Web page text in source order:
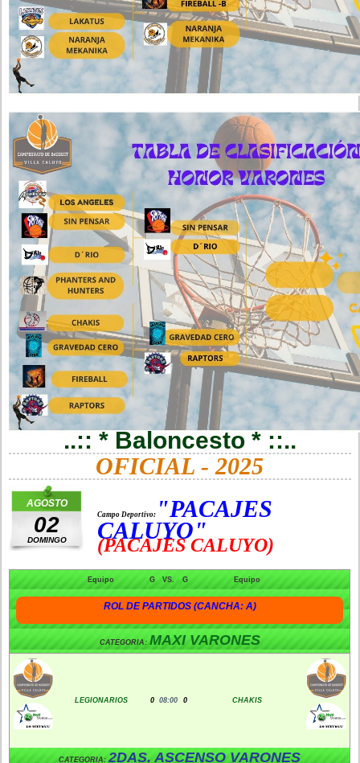
..:: * Baloncesto * ::..
OFICIAL - 2025
AGOSTO
02
DOMINGO
Campo Deportivo: "PACAJES
CALUYO"
(PACAJES CALUYO)
Equipo G VS. G Equipo
ROL DE PARTIDOS (CANCHA: A)
CATEGORIA: MAXI VARONES
LEGIONARIOS 0 08:00 0 CHAKIS
CATEGORIA:2DAS. ASCENSO VARONES